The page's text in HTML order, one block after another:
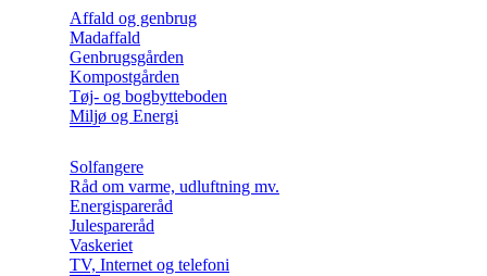
Affald og genbrug
Madaffald
Genbrugsgården
Kompostgården
Tøj- og bogbytteboden
Miljø og Energi
Solfangere
Råd om varme, udluftning mv.
Energispareråd
Julespareråd
Vaskeriet
TV, Internet og telefoni